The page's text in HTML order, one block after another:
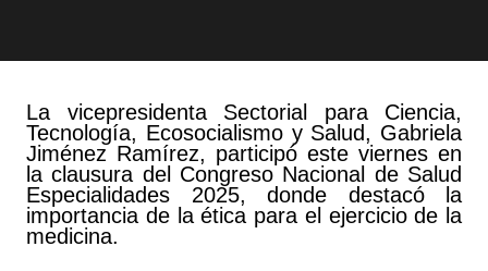
La vicepresidenta Sectorial para Ciencia,
Tecnología, Ecosocialismo y Salud, Gabriela
Jiménez Ramírez, participó este viernes en
la clausura del Congreso Nacional de Salud
Especialidades 2025, donde destacó la
importancia de la ética para el ejercicio de la
medicina.